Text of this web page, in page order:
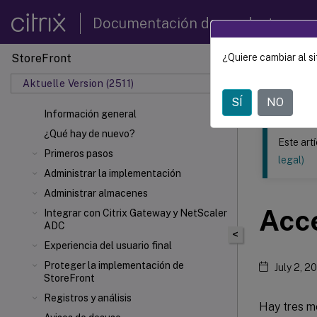
Documentación de productos
StoreFront
Aktuelle Version (2511)
Información general
¿Qué hay de nuevo?
Primeros pasos
Administrar la implementación
Administrar almacenes
Integrar con Citrix Gateway y NetScaler
ADC
Experiencia del usuario final
Proteger la implementación de
StoreFront
Registros y análisis
Este
<
Este
legal)
July 2,
Hay tres
¿Quiere cambiar al
SÍ NO